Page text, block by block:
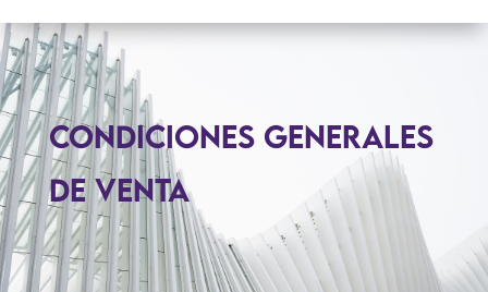
CONDICIONES GENERALES
DE VENTA